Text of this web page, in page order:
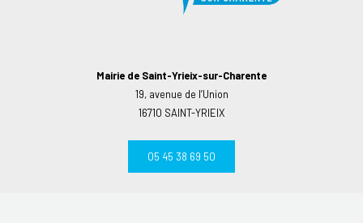
Mairie de Saint-Yrieix-sur-Charente
19, avenue de l’Union
16710 SAINT-YRIEIX
05 45 38 69 50